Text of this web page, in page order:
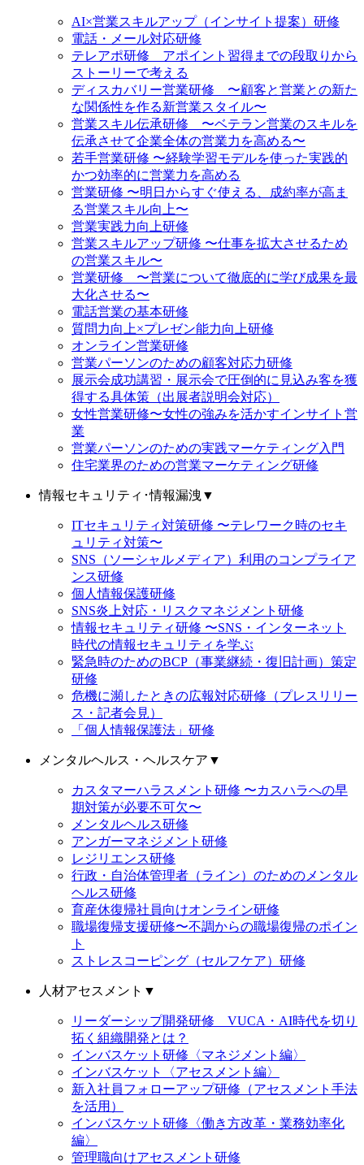
AI×営業スキルアップ（インサイト提案）研修
電話・メール対応研修
テレアポ研修 アポイント習得までの段取りから
ストーリーで考える
ディスカバリー営業研修 〜顧客と営業との新た
な関係性を作る新営業スタイル〜
営業スキル伝承研修 〜ベテラン営業のスキルを
伝承させて企業全体の営業力を高める〜
若手営業研修 〜経験学習モデルを使った実践的
かつ効率的に営業力を高める
営業研修 〜明日からすぐ使える、成約率が高ま
る営業スキル向上〜
営業実践力向上研修
営業スキルアップ研修 〜仕事を拡大させるため
の営業スキル〜
営業研修 〜営業について徹底的に学び成果を最
大化させる〜
電話営業の基本研修
質問力向上×プレゼン能力向上研修
オンライン営業研修
営業パーソンのための顧客対応力研修
展示会成功講習・展示会で圧倒的に見込み客を獲
得する具体策（出展者説明会対応）
女性営業研修〜女性の強みを活かすインサイト営
業
営業パーソンのための実践マーケティング入門
住宅業界のための営業マーケティング研修
情報セキュリティ･情報漏洩 ▼
ITセキュリティ対策研修 〜テレワーク時のセキ
ュリティ対策〜
SNS（ソーシャルメディア）利用のコンプライア
ンス研修
個人情報保護研修
SNS炎上対応・リスクマネジメント研修
情報セキュリティ研修 〜SNS・インターネット
時代の情報セキュリティを学ぶ
緊急時のためのBCP（事業継続・復旧計画）策定
研修
危機に瀕したときの広報対応研修（プレスリリー
ス・記者会見）
「個人情報保護法」研修
メンタルヘルス・ヘルスケア ▼
カスタマーハラスメント研修 〜カスハラへの早
期対策が必要不可欠〜
メンタルヘルス研修
アンガーマネジメント研修
レジリエンス研修
行政・自治体管理者（ライン）のためのメンタル
ヘルス研修
育産休復帰社員向けオンライン研修
職場復帰支援研修〜不調からの職場復帰のポイン
ト
ストレスコーピング（セルフケア）研修
人材アセスメント ▼
リーダーシップ開発研修 VUCA・AI時代を切り
拓く組織開発とは？
インバスケット研修〈マネジメント編〉
インバスケット〈アセスメント編〉
新入社員フォローアップ研修（アセスメント手法
を活用）
インバスケット研修〈働き方改革・業務効率化
編〉
管理職向けアセスメント研修